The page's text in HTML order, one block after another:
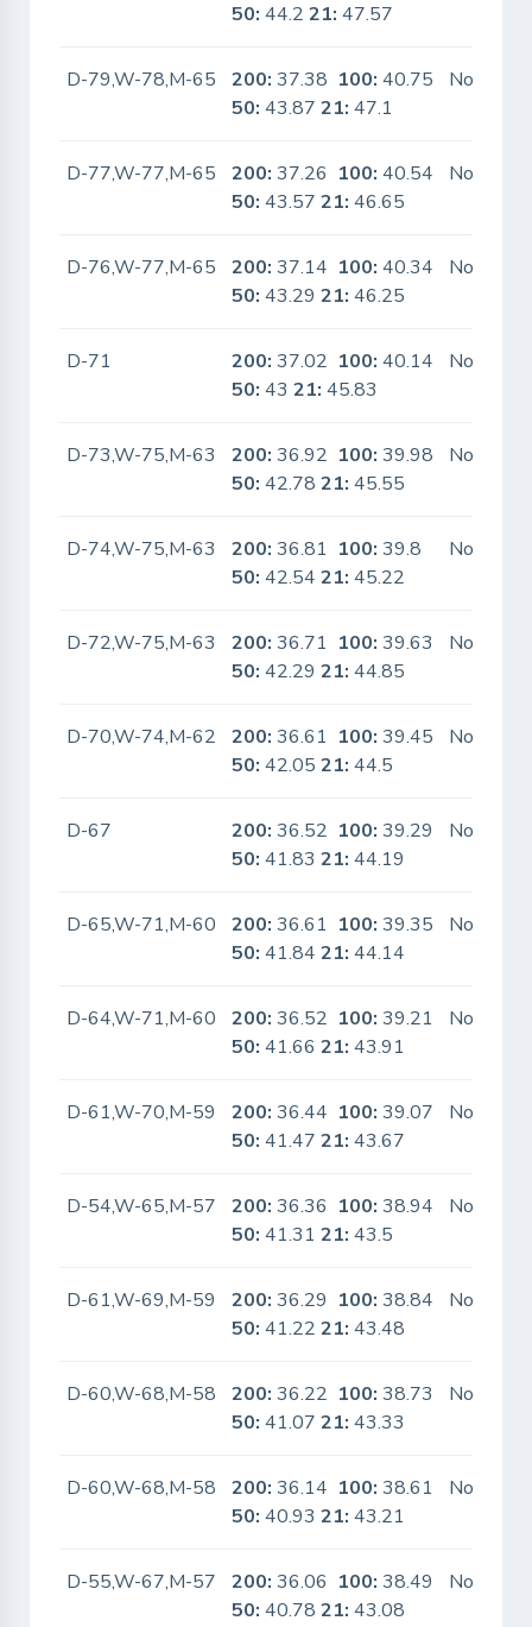
50: 44.221: 47.57
D-79,W-78,M-65 200: 37.38 100: 40.75
50: 43.8721: 47.1
No
D-77,W-77,M-65 200: 37.26 100: 40.54
50: 43.5721: 46.65
No
D-76,W-77,M-65 200: 37.14 100: 40.34
50: 43.2921: 46.25
No
D-71 200: 37.02 100: 40.14
50: 4321: 45.83
No
D-73,W-75,M-63 200: 36.92 100: 39.98
50: 42.7821: 45.55
No
D-74,W-75,M-63 200: 36.81 100: 39.8
50: 42.5421: 45.22
No
D-72,W-75,M-63 200: 36.71 100: 39.63
50: 42.2921: 44.85
No
D-70,W-74,M-62 200: 36.61 100: 39.45
50: 42.0521: 44.5
No
D-67 200: 36.52 100: 39.29
50: 41.8321: 44.19
No
D-65,W-71,M-60 200: 36.61 100: 39.35
50: 41.8421: 44.14
No
D-64,W-71,M-60 200: 36.52 100: 39.21
50: 41.6621: 43.91
No
D-61,W-70,M-59 200: 36.44 100: 39.07
50: 41.4721: 43.67
No
D-54,W-65,M-57 200: 36.36 100: 38.94
50: 41.3121: 43.5
No
D-61,W-69,M-59 200: 36.29 100: 38.84
50: 41.2221: 43.48
No
D-60,W-68,M-58 200: 36.22 100: 38.73
50: 41.0721: 43.33
No
D-60,W-68,M-58 200: 36.14 100: 38.61
50: 40.9321: 43.21
No
D-55,W-67,M-57 200: 36.06 100: 38.49
50: 40.7821: 43.08
No